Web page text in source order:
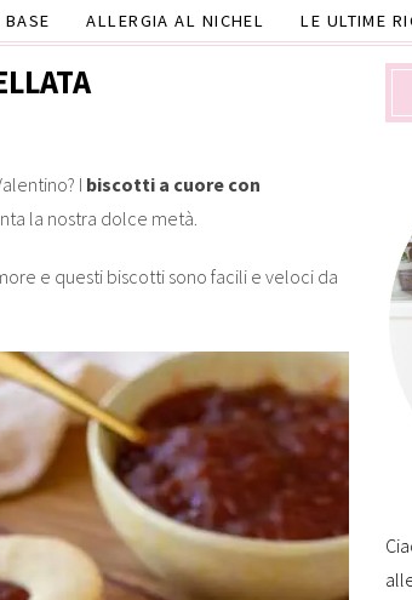
BASE ALLERGIA AL NICHEL LE ULTIME
I biscotti a cuore con
la nostra dolce metà.
e questi biscotti sono facili e veloci da